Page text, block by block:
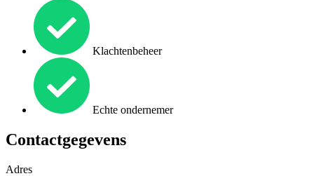
Klachtenbeheer
Echte ondernemer
Contactgegevens
Adres